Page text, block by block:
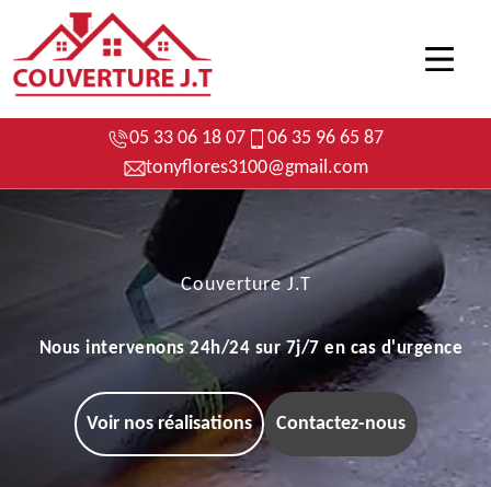
05 33 06 18 07
06 35 96 65 87
tonyflores3100@gmail.com
Couverture J.T
Nous intervenons 24h/24 sur 7j/7 en cas d'urgence
Voir nos réalisations Contactez-nous